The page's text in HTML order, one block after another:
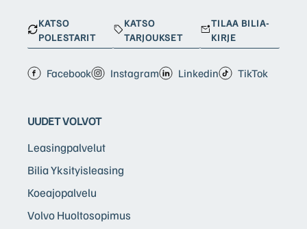
KATSO
POLESTARIT
KATSO
TARJOUKSET
TILAA BILIA-
KIRJE
Facebook Instagram Linkedin TikTok
UUDET VOLVOT
Leasingpalvelut
Bilia Yksityisleasing
Koeajopalvelu
Volvo Huoltosopimus